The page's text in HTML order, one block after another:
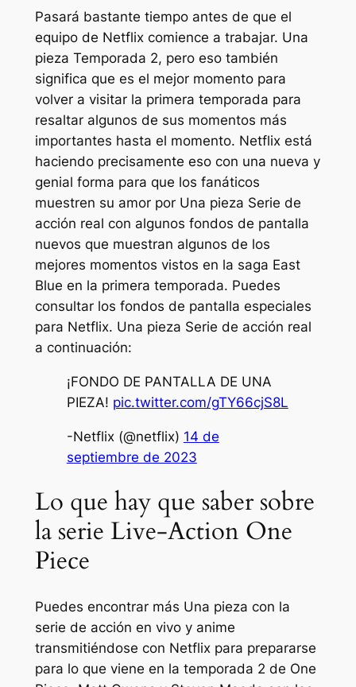
Pasará bastante tiempo antes de que el
equipo de Netflix comience a trabajar. Una
pieza Temporada 2, pero eso también
significa que es el mejor momento para
volver a visitar la primera temporada para
resaltar algunos de sus momentos más
importantes hasta el momento. Netflix está
haciendo precisamente eso con una nueva y
genial forma para que los fanáticos
muestren su amor por Una pieza Serie de
acción real con algunos fondos de pantalla
nuevos que muestran algunos de los
mejores momentos vistos en la saga East
Blue en la primera temporada. Puedes
consultar los fondos de pantalla especiales
para Netflix. Una pieza Serie de acción real
a continuación:
¡FONDO DE PANTALLA DE UNA
PIEZA! pic.twitter.com/gTY66cjS8L
-Netflix (@netflix) 14 de
septiembre de 2023
Lo que hay que saber sobre
la serie Live-Action One
Piece
Puedes encontrar más Una pieza con la
serie de acción en vivo y anime
transmitiéndose con Netflix para prepararse
para lo que viene en la temporada 2 de One